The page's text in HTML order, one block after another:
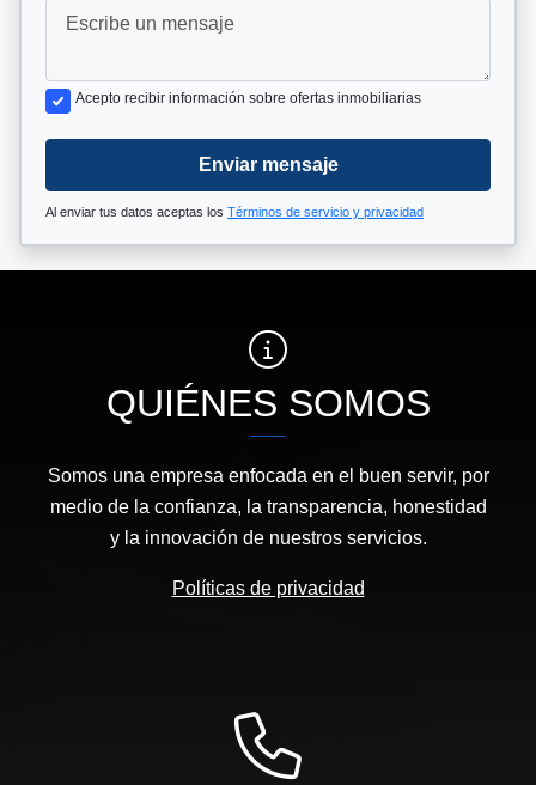
Acepto recibir información sobre ofertas inmobiliarias
Enviar mensaje
Al enviar tus datos aceptas los Términos de servicio y privacidad
QUIÉNES SOMOS
Somos una empresa enfocada en el buen servir, por
medio de la confianza, la transparencia, honestidad
y la innovación de nuestros servicios.
Políticas de privacidad